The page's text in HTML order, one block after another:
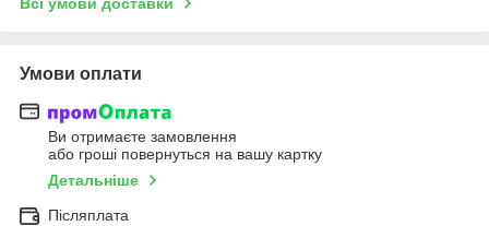
Умови оплати
Ви отримаєте замовлення
або гроші повернуться на вашу картку
Детальніше
Післяплата